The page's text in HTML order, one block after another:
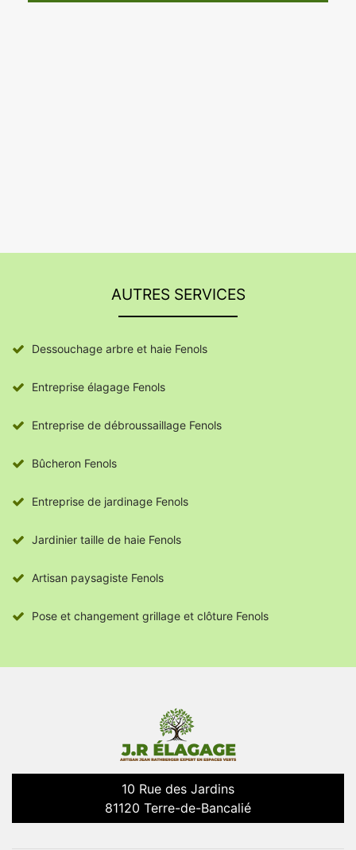
AUTRES SERVICES
Dessouchage arbre et haie Fenols
Entreprise élagage Fenols
Entreprise de débroussaillage Fenols
Bûcheron Fenols
Entreprise de jardinage Fenols
Jardinier taille de haie Fenols
Artisan paysagiste Fenols
Pose et changement grillage et clôture Fenols
10 Rue des Jardins
81120 Terre-de-Bancalié